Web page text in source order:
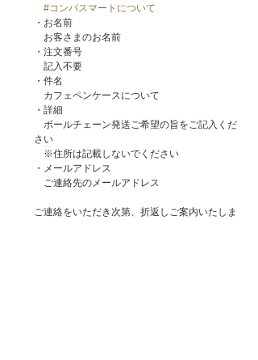
#コンパスマートについて
・お名前
お客さまのお名前
・注文番号
記入不要
・件名
カフェペンケースについて
・詳細
ボールチェーン発送ご希望の旨をご記入くだ
さい
※住所は記載しないでください
・メールアドレス
ご連絡先のメールアドレス
ご連絡をいただき次第、折返しご案内いたしま